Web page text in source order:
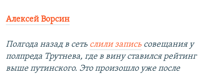
Алексей Ворсин
Полгода назад в сеть слили запись совещания у
полпреда Трутнева, где в вину ставился рейтинг
выше путинского. Это произошло уже после